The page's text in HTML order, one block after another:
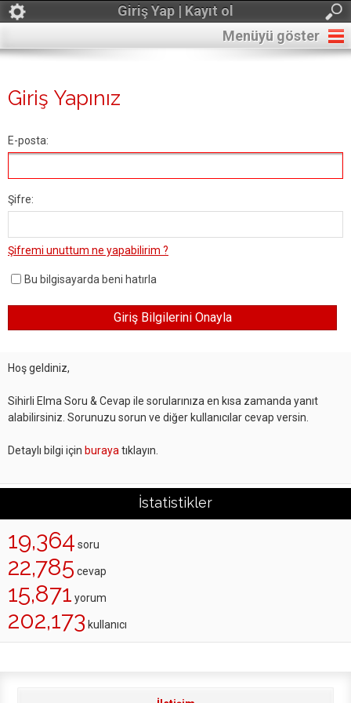
Giriş Yap | Kayıt ol
Menüyü göster
Giriş Yapınız
E-posta:
Şifre:
Şifremi unuttum ne yapabilirim ?
Bu bilgisayarda beni hatırla
Hoş geldiniz,
Sihirli Elma Soru & Cevap ile sorularınıza en kısa zamanda yanıt
alabilirsiniz. Sorunuzu sorun ve diğer kullanıcılar cevap versin.
Detaylı bilgi için buraya tıklayın.
İstatistikler
19,364 soru
22,785 cevap
15,871 yorum
202,173 kullanıcı